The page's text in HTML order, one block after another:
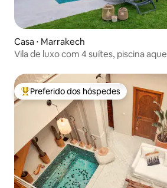
Casa ⋅ Marrakech
Vila de luxo com 4 suítes, piscina
Entre os melhores preferidos dos
Preferido dos hóspedes